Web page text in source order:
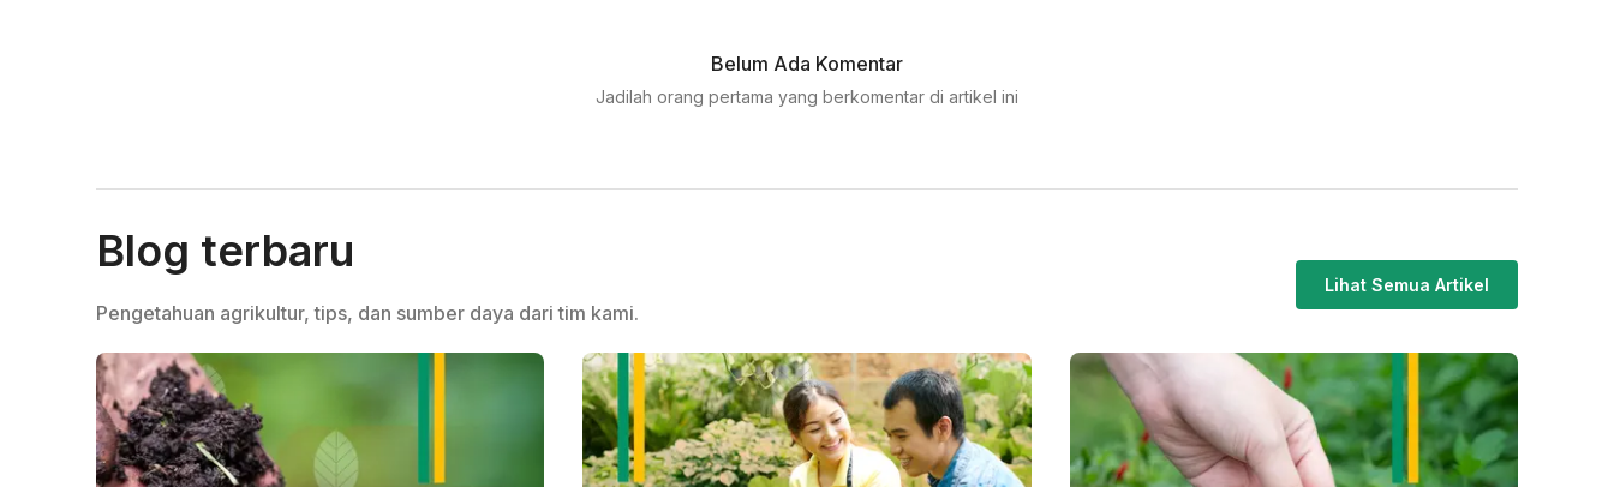
Belum Ada Komentar
Jadilah orang pertama yang berkomentar di artikel ini
Blog terbaru
Pengetahuan agrikultur, tips, dan sumber daya dari tim kami.
Lihat Semua Artikel